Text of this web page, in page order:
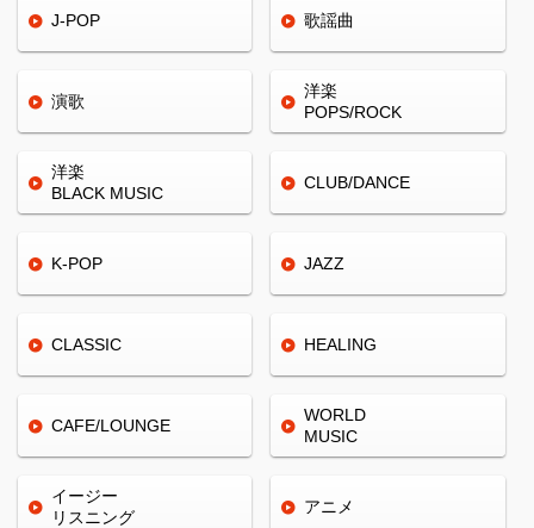
J-POP 歌謡曲
演歌
洋楽
POPS/ROCK
洋楽
BLACK MUSIC
CLUB/DANCE
K-POP JAZZ
CLASSIC HEALING
CAFE/LOUNGE
WORLD
MUSIC
イージー
リスニング
アニメ